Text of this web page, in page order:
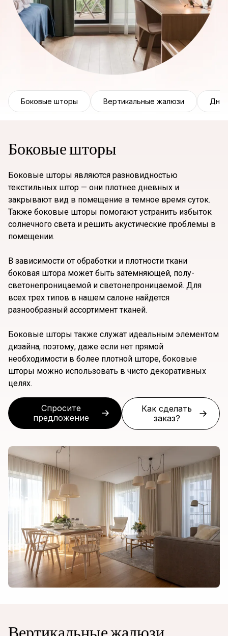
Боковые шторы Вертикальные жалюзи
Боковые шторы
Боковые шторы являются разновидностью
текстильных штор — они плотнее дневных и
закрывают вид в помещение в темное время суток.
Также боковые шторы помогают устранить избыток
солнечного света и решить акустические проблемы в
помещении.
В зависимости от обработки и плотности ткани
боковая штора может быть затемняющей, полу-
светонепроницаемой и светонепроницаемой. Для
всех трех типов в нашем салоне найдется
разнообразный ассортимент тканей.
Боковые шторы также служат идеальным элементом
дизайна, поэтому, даже если нет прямой
необходимости в более плотной шторе, боковые
шторы можно использовать в чисто декоративных
целях.
Спросите
предложение
Как сделать
заказ?